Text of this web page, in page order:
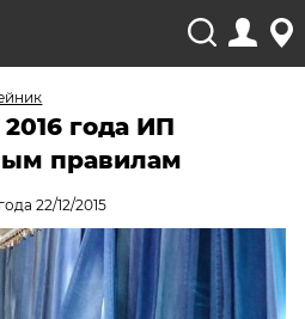
года ИП
правилам
22/12/2015